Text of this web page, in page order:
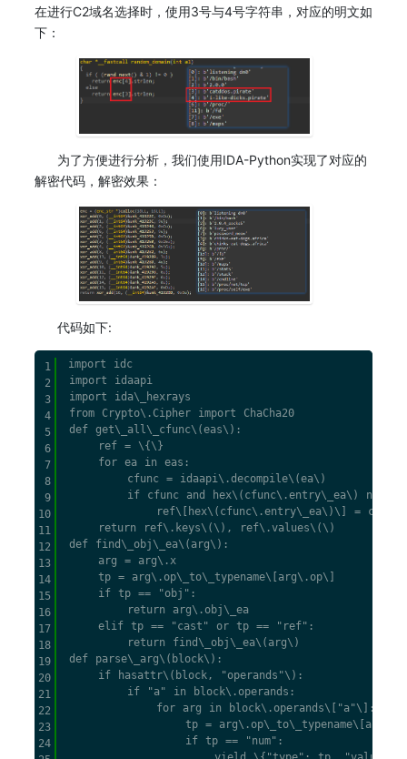
在进行C2域名选择时，使用3号与4号字符串，对应的明文如
下：
为了方便进行分析，我们使用IDA-Python实现了对应的
解密代码，解密效果：
代码如下:
import idc
import idaapi
import ida\_hexrays
from Crypto\.Cipher import ChaCha20
def get\_all\_cfunc\(eas\):
ref = \{\}
for ea in eas:
cfunc = idaapi\.decompile\(ea\)
if cfunc and hex\(cfunc\.entry\_ea\) not in
ref\[hex\(cfunc\.entry\_ea\)\] =
return ref\.keys\(\), ref\.values\(\)
def find\_obj\_ea\(arg\):
arg = arg\.x
tp = arg\.op\_to\_typename\[arg\.op\]
if tp == "obj":
return arg\.obj\_ea
elif tp == "cast" or tp == "ref":
return find\_obj\_ea\(arg\)
def parse\_arg\(block\):
if hasattr\(block, "operands"\):
if "a" in block\.operands:
for arg in block\.operands\["a"\]:
tp =
if tp == "num":
1
2
3
4
5
6
7
8
9
10
11
12
13
14
15
16
17
18
19
20
21
22
23
24